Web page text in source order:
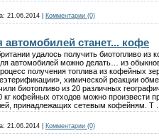
21.06.2014 Комментарии (0)
станет... кофе
удалось получить биотопливо
автомобилей можно делать… из
получения топлива из кофейных
химической реакции
биотопливо из 20 различных
кофейных отходов можно произвести
принадлежащих сетевым кофейням. Т
21.06.2014 Комментарии (0)